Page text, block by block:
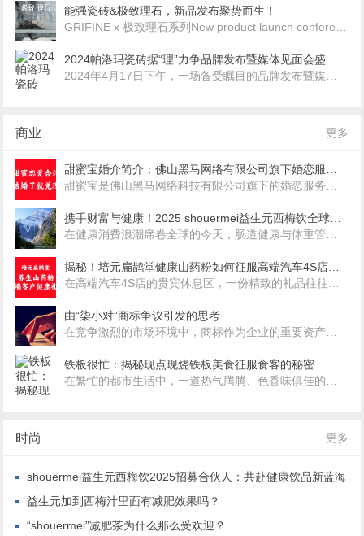
能强瓷砖&极致理石，新品发布聚势而生！
商业 更多
由“柒小对”商标争议引发的思考
铁板很忙：揭秘现点现烧铁板美食征服食客的秘密
时尚 更多
shouermei益生元西梅饮2025招募合伙人：共赴健康饮品新蓝海
益生元加到西梅汁里面有减肥效果吗？
“shouermei”减肥茶为什么那么受欢迎？